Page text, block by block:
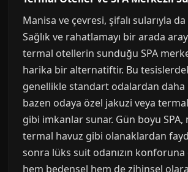
Manisa ve çevresi, şifalı sularıyla
Sağlık ve rahatlamayı bir arada
termal otellerin sunduğu SPA
harika bir alternatiftir. Bu
genellikle standart odalardan daha
bazen odaya özel jakuzi veya termal
gibi imkanlar sunar. Gün boyu SPA,
termal havuz gibi olanaklardan
sonra lüks suit odanızın konforuna
hem bedensel hem de zihinsel